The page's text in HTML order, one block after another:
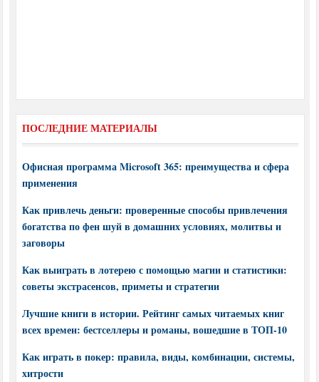
ПОСЛЕДНИЕ МАТЕРИАЛЫ
Офисная программа Microsoft 365: преимущества и сфера
применения
Как привлечь деньги: проверенные способы привлечения
богатства по фен шуй в домашних условиях, молитвы и
заговоры
Как выиграть в лотерею с помощью магии и статистики:
советы экстрасенсов, приметы и стратегии
Лучшие книги в истории. Рейтинг самых читаемых книг
всех времен: бестселлеры и романы, вошедшие в ТОП-10
Как играть в покер: правила, виды, комбинации, системы,
хитрости